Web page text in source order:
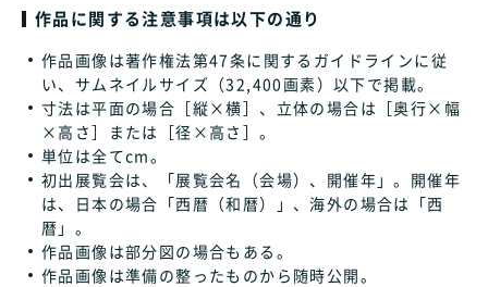
作品に関する注意事項は以下の通り
作品画像は著作権法第47条に関するガイドラインに従
い、サムネイルサイズ（32,400画素）以下で掲載。
寸法は平面の場合［縦×横］、立体の場合は［奥行×幅
×高さ］または［径×高さ］。
単位は全てcm。
初出展覧会は、「展覧会名（会場）、開催年」。開催年
は、日本の場合「西暦（和暦）」、海外の場合は「西
暦」。
作品画像は部分図の場合もある。
作品画像は準備の整ったものから随時公開。